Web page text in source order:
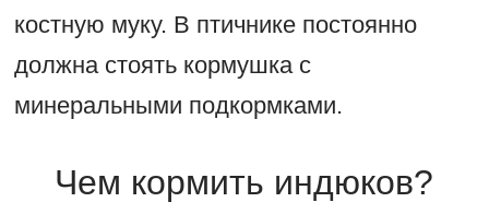
костную муку. В птичнике постоянно
должна стоять кормушка с
минеральными подкормками.
Чем кормить индюков?